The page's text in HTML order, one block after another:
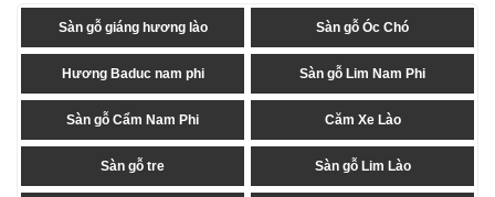
Sàn gỗ giáng hương lào Sàn gỗ Óc Chó
Hương Baduc nam phi Sàn gỗ Lim Nam Phi
Sàn gỗ Cẩm Nam Phi Căm Xe Lào
Sàn gỗ tre Sàn gỗ Lim Lào